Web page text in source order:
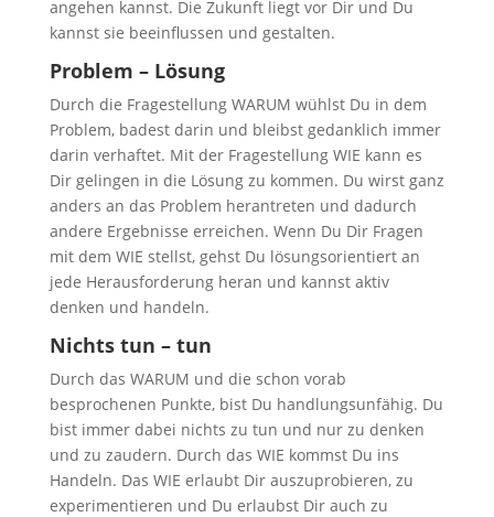
angehen kannst. Die Zukunft liegt vor Dir und Du
kannst sie beeinflussen und gestalten.
Problem – Lösung
Durch die Fragestellung WARUM wühlst Du in dem
Problem, badest darin und bleibst gedanklich immer
darin verhaftet. Mit der Fragestellung WIE kann es
Dir gelingen in die Lösung zu kommen. Du wirst ganz
anders an das Problem herantreten und dadurch
andere Ergebnisse erreichen. Wenn Du Dir Fragen
mit dem WIE stellst, gehst Du lösungsorientiert an
jede Herausforderung heran und kannst aktiv
denken und handeln.
Nichts tun – tun
Durch das WARUM und die schon vorab
besprochenen Punkte, bist Du handlungsunfähig. Du
bist immer dabei nichts zu tun und nur zu denken
und zu zaudern. Durch das WIE kommst Du ins
Handeln. Das WIE erlaubt Dir auszuprobieren, zu
experimentieren und Du erlaubst Dir auch zu